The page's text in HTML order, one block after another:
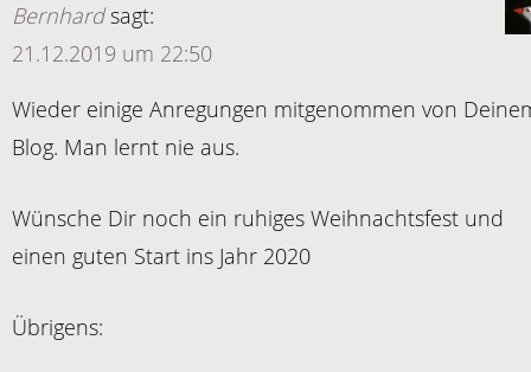
Bernhard sagt:
21.12.2019 um 22:50
Wieder einige Anregungen mitgenommen von
Blog. Man lernt nie aus.
Wünsche Dir noch ein ruhiges Weihnachtsfest und
einen guten Start ins Jahr 2020
Übrigens: